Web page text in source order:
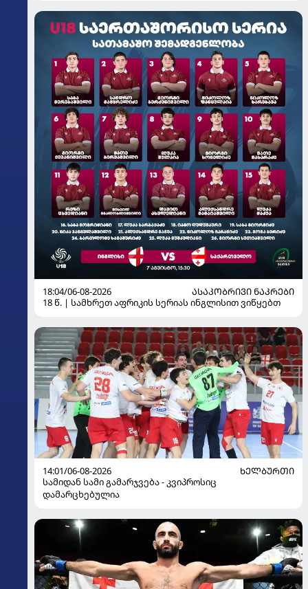
18:04/06-08-2026
ᲐᲡᲐᲙᲝᲑᲠᲘᲕᲘ ᲜᲐᲙᲠᲔᲑᲘ
18 წ. | სამხრეთ აფრიკის სერიას ინგლისით ვიწყებთ
14:01/06-08-2026
ᲮᲔᲚᲑᲣᲠᲗᲘ
სამიდან სამი გამარჯვება - კვიპროსიც
დამარცხებულია